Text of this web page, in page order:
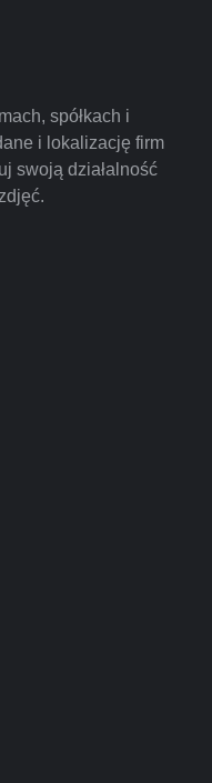
spółkach i
i lokalizację firm
swoją działalność